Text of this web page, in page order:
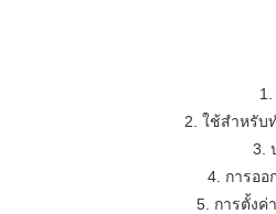
2. ใช้สำหรับ
3.
4. การอ
5. การตั้งค่